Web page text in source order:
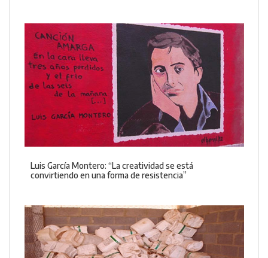
Luis García Montero: “La creatividad se está
convirtiendo en una forma de resistencia”